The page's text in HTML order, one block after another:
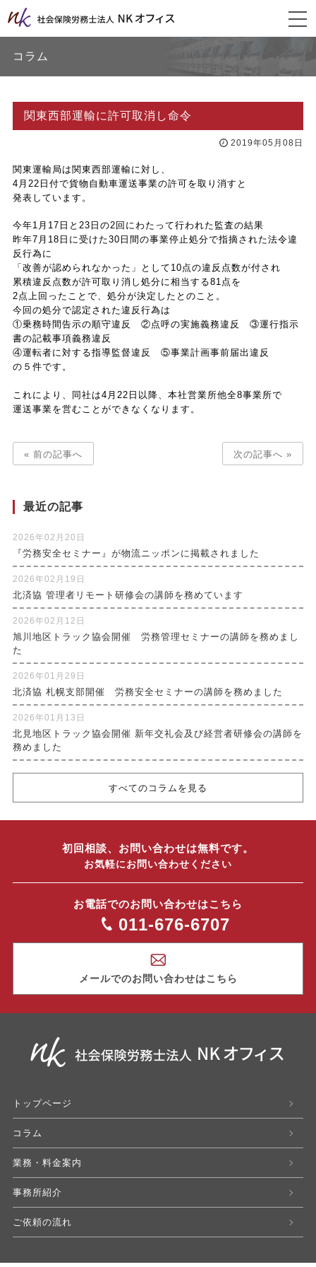
コラム
関東西部運輸に許可取消し命令
2019年05月08日
関東運輸局は関東西部運輸に対し、
4月22日付で貨物自動車運送事業の許可を取り消すと
発表しています。
今年1月17日と23日の2回にわたって行われた監査の結果
昨年7月18日に受けた30日間の事業停止処分で指摘された法令違
反行為に
「改善が認められなかった」として10点の違反点数が付され
累積違反点数が許可取り消し処分に相当する81点を
2点上回ったことで、処分が決定したとのこと。
今回の処分で認定された違反行為は
①乗務時間告示の順守違反 ②点呼の実施義務違反 ③運行指示
書の記載事項義務違反
④運転者に対する指導監督違反 ⑤事業計画事前届出違反
の５件です。
これにより、同社は4月22日以降、本社営業所他全8事業所で
運送事業を営むことができなくなります。
« 前の記事へ 次の記事へ »
最近の記事
2026年02月20日
『労務安全セミナー』が物流ニッポンに掲載されました
2026年02月19日
北済協 管理者リモート研修会の講師を務めています
2026年02月12日
旭川地区トラック協会開催 労務管理セミナーの講師を務めまし
た
2026年01月29日
北済協 札幌支部開催 労務安全セミナーの講師を務めました
2026年01月13日
北見地区トラック協会開催 新年交礼会及び経営者研修会の講師を
務めました
すべてのコラムを見る
初回相談、お問い合わせは無料です。
お気軽にお問い合わせください
お電話でのお問い合わせはこちら
011-676-6707
メールでのお問い合わせはこちら
トップページ
コラム
業務・料金案内
事務所紹介
ご依頼の流れ